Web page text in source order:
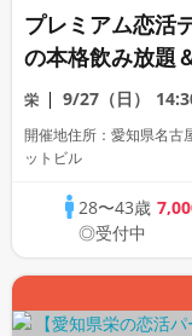
プレミアム恋活
の本格飲み放題
会い～＜定員30
栄 9/27（日）
開催地住所：愛知県名古
ットビル
28〜43歳
◎受付中